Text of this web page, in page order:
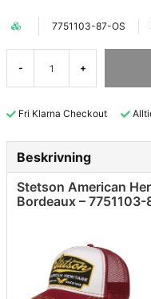
7751103-87-OS
- +
Fri Klarna Checkout
Beskrivning
Stetson American
Bordeaux – 7751103-